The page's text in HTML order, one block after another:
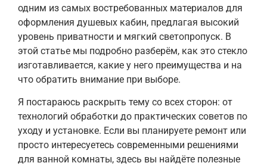
одним из самых востребованных материалов для
оформления душевых кабин, предлагая высокий
уровень приватности и мягкий светопропуск. В
этой статье мы подробно разберём, как это стекло
изготавливается, какие у него преимущества и на
что обратить внимание при выборе.
Я постараюсь раскрыть тему со всех сторон: от
технологий обработки до практических советов по
уходу и установке. Если вы планируете ремонт или
просто интересуетесь современными решениями
для ванной комнаты, здесь вы найдёте полезные